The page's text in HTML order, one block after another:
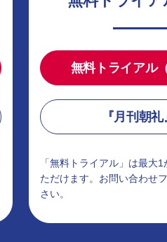
無料トライアル
『月刊朝
「無料トライアル」は最大
ただけます。お問い合わせ
さい。